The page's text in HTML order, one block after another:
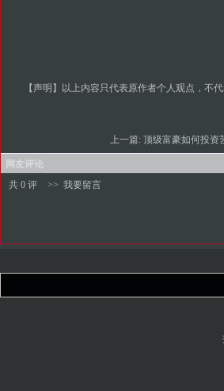
【声明】以上内容只代表原作者个人观点，不
上一篇:顶级富豪如何投资
网友评论
共 0 评
>> 我要留言